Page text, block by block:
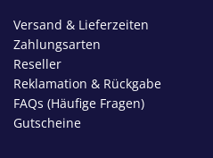
Versand & Lieferzeiten
Zahlungsarten
Reseller
Reklamation & Rückgabe
FAQs (Häufige Fragen)
Gutscheine